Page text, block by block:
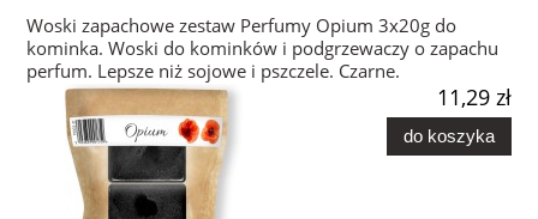
Woski zapachowe zestaw Perfumy Opium 3x20g do
kominka. Woski do kominków i podgrzewaczy o zapachu
perfum. Lepsze niż sojowe i pszczele. Czarne.
11,29 zł
do koszyka